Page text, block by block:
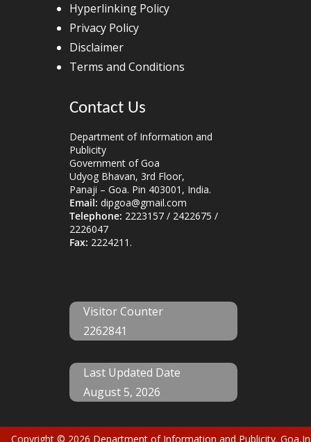
Hyperlinking Policy
Privacy Policy
Disclaimer
Terms and Conditions
Contact Us
Department of Information and
Publicity
Government of Goa
Udyog Bhavan, 3rd Floor,
Panaji – Goa. Pin 403001, India.
Email: dipgoa@gmail.com
Telephone: 2223157 / 2422675 /
2226047
Fax: 2224211.
Visitor Counter
2262841
Last Updated Date
August 5, 2026
Copyright © 2026 Department of Information and Publicity.